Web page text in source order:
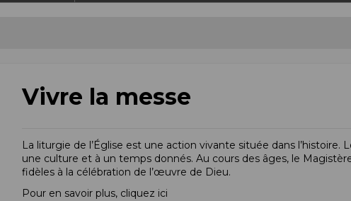
Vivre la messe
La liturgie de l’Église est une action vivante située dans l’histoire.
une culture et à un temps donnés. Au cours des âges, le
fidèles à la célébration de l’œuvre de Dieu.
Pour en savoir plus, cliquez ici